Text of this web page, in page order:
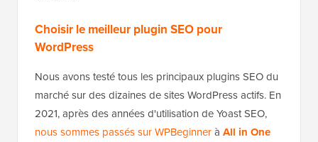
Choisir le meilleur plugin SEO pour
WordPress
Nous avons testé tous les principaux plugins SEO du
marché sur des dizaines de sites WordPress actifs. En
2021, après des années d'utilisation de Yoast SEO,
nous sommes passés sur WPBeginnerà All in One